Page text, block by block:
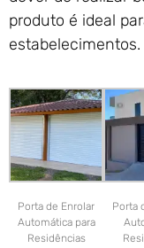
produto é ideal
estabelecimentos.
Porta de Enrolar
Automática para
Residências
Porta